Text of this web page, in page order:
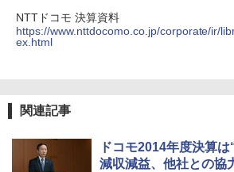
NTTドコモ 決算資料
https://www.nttdocomo.co.jp/corporate/ir/
ex.html
関連記事
ドコモ2014年度決算
減収減益、他社との協